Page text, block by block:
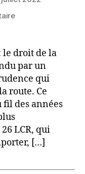
sur
piéton
sur
l’autoroute!
le droit de la
par un
qui
route. Ce
des années
LCR, qui
[…]